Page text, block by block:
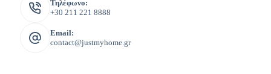
Τηλέφωνο:
+30 211 221 8888
Email:
contact@justmyhome.gr